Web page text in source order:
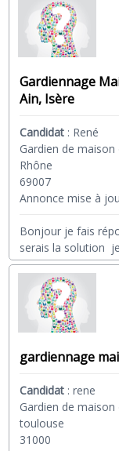
Gardiennage
Ain, Isère
Candidat : René
Gardien de
Rhône
69007
Annonce mise à
Bonjour je fais
serais la solution
gardiennage
Candidat :rene
Gardien de
toulouse
31000